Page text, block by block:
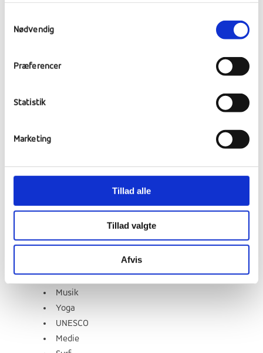
Nødvendig
Præferencer
Statistik
Marketing
Tillad alle
Tillad valgte
Afvis
Den rytme vi normalt har med profilfag og
laver ikke om på, at eleverne i denne uge har
været præsentationer af elevers og læreres
dygtiggøre sig i, og vi har denne gang haft 25
kunne vælge.
Board Performance
Asian Cooking/Gastronomi
Street Art/Design
Fodbold
Musik
Yoga
UNESCO
Medie